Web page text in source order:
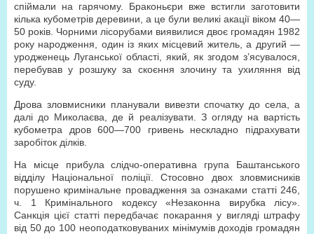
спіймали на гарячому. Браконьєри вже встигли заготовити
кілька кубометрів деревини, а це були великі акації віком 40—
50 років. Чорними лісорубами виявилися двоє громадян 1982
року народження, один із яких місцевий житель, а другий —
уродженець Луганської області, який, як згодом з’ясувалося,
перебував у розшуку за скоєння злочину та ухиляння від
суду.
Дрова зловмисники планували вивезти спочатку до села, а
далі до Миколаєва, де й реалізувати. З огляду на вартість
кубометра дров 600—700 гривень нескладно підрахувати
заробіток ділків.
На місце прибула слідчо-оперативна група Баштанського
відділу Національної поліції. Стосовно двох зловмисників
порушено кримінальне провадження за ознаками статті 246,
ч. 1 Кримінального кодексу «Незаконна вирубка лісу».
Санкція цієї статті передбачає покарання у вигляді штрафу
від 50 до 100 неоподатковуваних мінімумів доходів громадян